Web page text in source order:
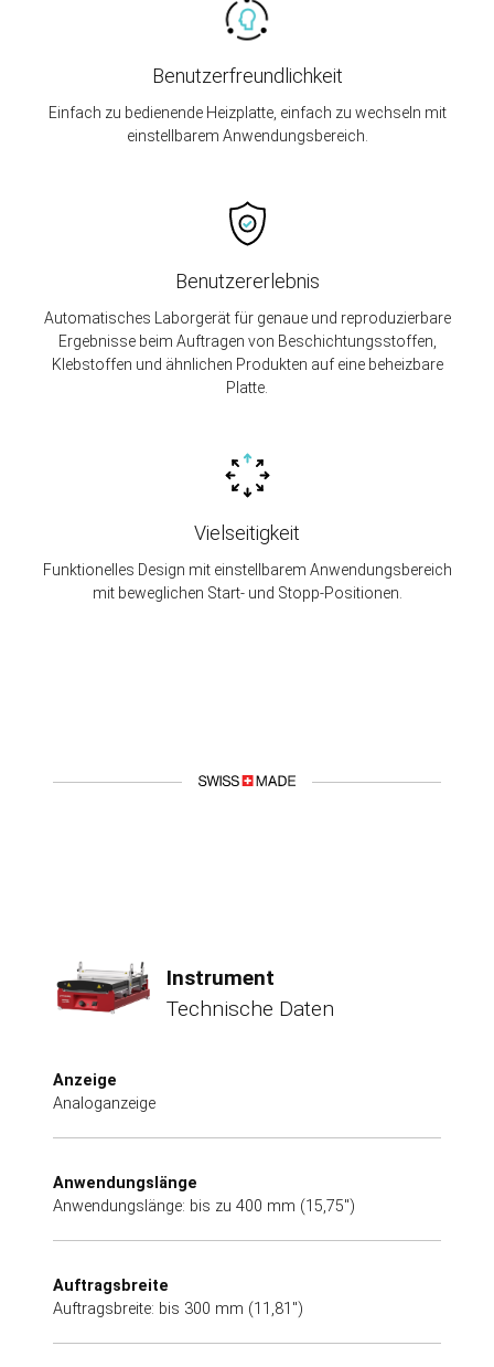
Benutzerfreundlichkeit
Einfach zu bedienende Heizplatte, einfach zu wechseln mit
einstellbarem Anwendungsbereich.
Benutzererlebnis
Automatisches Laborgerät für genaue und reproduzierbare
Ergebnisse beim Auftragen von Beschichtungsstoffen,
Klebstoffen und ähnlichen Produkten auf eine beheizbare
Platte.
Vielseitigkeit
Funktionelles Design mit einstellbarem Anwendungsbereich
mit beweglichen Start- und Stopp-Positionen.
Instrument
Technische Daten
Anzeige
Analoganzeige
Anwendungslänge
Anwendungslänge: bis zu 400 mm (15,75")
Auftragsbreite
Auftragsbreite: bis 300 mm (11,81")